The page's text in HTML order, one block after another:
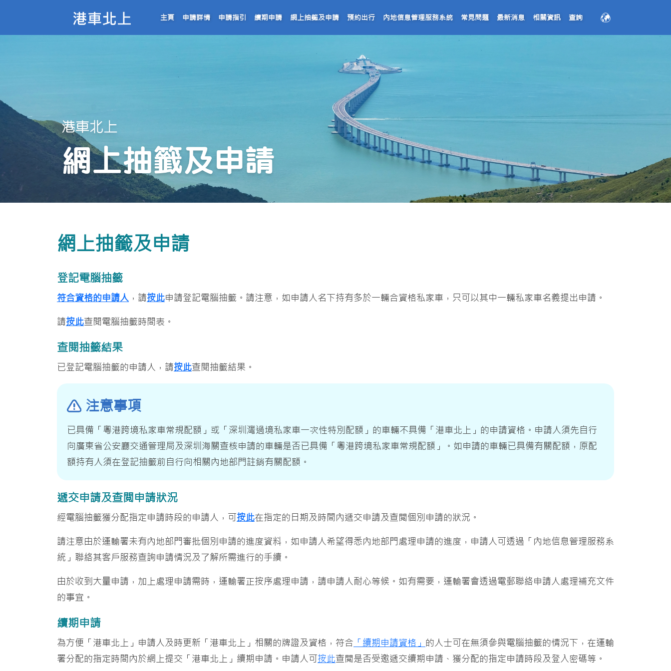
主頁 申請詳情 申請指引 續期申請 網上抽籤及申請 預約出行 內地信息管理服務系統 常見問題 最新消息 相關資訊 查詢
繁
網上抽籤及申請
登記電腦抽籤
符合資格的申請人 ，請按此申請登記電腦抽籤。請注意，如申請人名下持有多於一輛合資格私家車，只可以其中一輛私家車名義提出申請。
請按此查閱電腦抽籤時間表。
查閱抽籤結果
已登記電腦抽籤的申請人，請按此查閱抽籤結果。
注意事項
已具備「粵港跨境私家車常規配額」或「深圳灣過境私家車一次性特別配額」的車輛不具備「港車北上」的申請資格。申請人須先自行
向廣東省公安廳交通管理局及深圳海關查核申請的車輛是否已具備「粵港跨境私家車常規配額」。如申請的車輛已具備有關配額，原配
額持有人須在登記抽籤前自行向相關內地部門註銷有關配額。
遞交申請及查閲申請狀況
經電腦抽籤獲分配指定申請時段的申請人，可按此在指定的日期及時間內遞交申請及查閲個別申請的狀況。
請注意由於運輸署未有內地部門審批個別申請的進度資料，如申請人希望得悉內地部門處理申請的進度，申請人可透過「內地信息管理服務系
統」聯絡其客戶服務查詢申請情況及了解所需進行的手續。
由於收到大量申請，加上處理申請需時，運輸署正按序處理申請，請申請人耐心等候。如有需要，運輸署會透過電郵聯絡申請人處理補充文件
的事宜。
續期申請
為方便「港車北上」申請人及時更新「港車北上」相關的牌證及資格，符合 「續期申請資格」 的人士可在無須參與電腦抽籤的情況下，在運輸
署分配的指定時間內於網上提交「港車北上」續期申請。申請人可按此查閲是否受邀遞交續期申請、獲分配的指定申請時段及登入密碼等。